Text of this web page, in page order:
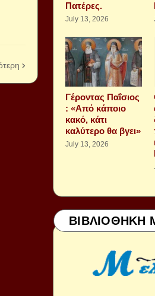
Πατέρες.
July 13, 2026
Γέροντας Παΐσιος
: «Από κάποιο
κακό, κάτι
καλύτερο θα βγει»
July 13, 2026
ΒΙΒΛΙΟΘΗΚΗ